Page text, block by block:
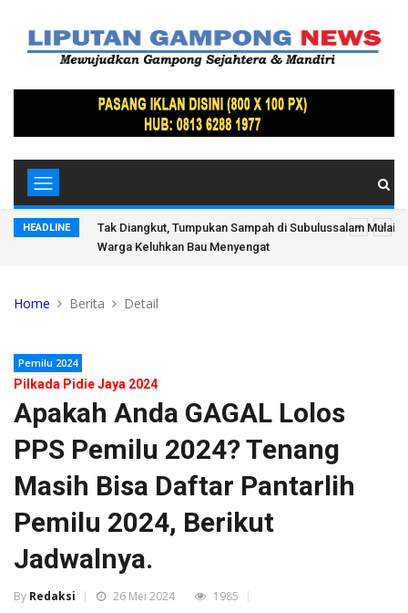
HEADLINE
Tak Diangkut, Tumpukan Sampah di Subulussalam Mulai
Warga Keluhkan Bau Menyengat
Home Berita Detail
Pemilu 2024
Pilkada Pidie Jaya 2024
Apakah Anda GAGAL Lolos
PPS Pemilu 2024? Tenang
Masih Bisa Daftar Pantarlih
Pemilu 2024, Berikut
Jadwalnya.
By Redaksi 26 Mei 2024 1985